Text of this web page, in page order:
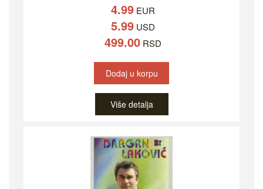
4.99 EUR
5.99 USD
499.00 RSD
Dodaj u korpu
Više detalja